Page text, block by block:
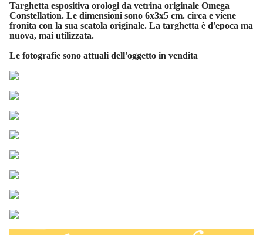
Targhetta espositiva orologi da vetrina originale Omega
Constellation. Le dimensioni sono 6x3x5 cm. circa e viene
fronita con la sua scatola originale. La targhetta è d'epoca ma
nuova, mai utilizzata.
Le fotografie sono attuali dell'oggetto in vendita